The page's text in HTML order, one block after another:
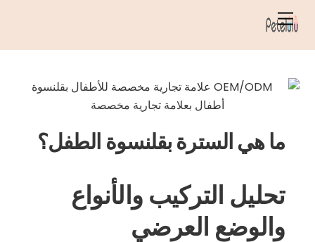
تخطي
قائمة
الطعام
ما هي السترة بقلنسوة الطفل؟
تحليل التركيب والأنواع
والوضع العرضي